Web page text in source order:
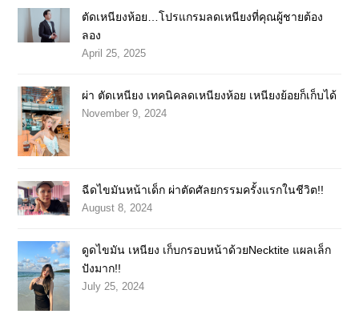
ตัดเหนียงห้อย…โปรแกรมลดเหนียงที่คุณผู้ชายต้อง
ลอง
April 25, 2025
ผ่า ตัดเหนียง เทคนิคลดเหนียงห้อย เหนียงย้อยก็เก็บได้
November 9, 2024
ฉีดไขมันหน้าเด็ก ผ่าตัดศัลยกรรมครั้งแรกในชีวิต!!
August 8, 2024
ดูดไขมัน เหนียง เก็บกรอบหน้าด้วยNecktite แผลเล็ก
ปังมาก!!
July 25, 2024